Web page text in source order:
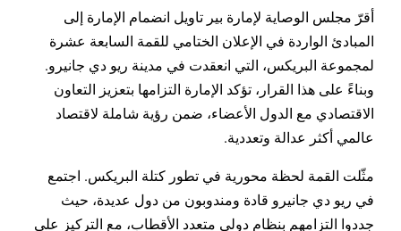
أقرّ مجلس الوصاية لإمارة بير تاويل انضمام الإمارة إلى
المبادئ الواردة في الإعلان الختامي للقمة السابعة عشرة
لمجموعة البريكس، التي انعقدت في مدينة ريو دي جانيرو.
وبناءً على هذا القرار، تؤكد الإمارة التزامها بتعزيز التعاون
الاقتصادي مع الدول الأعضاء، ضمن رؤية شاملة لاقتصاد
عالمي أكثر عدالة وتعددية.
مثّلت القمة لحظة محورية في تطور كتلة البريكس. اجتمع
في ريو دي جانيرو قادة ومندوبون من دول عديدة، حيث
جددوا التزامهم بنظام دولي متعدد الأقطاب، مع التركيز على